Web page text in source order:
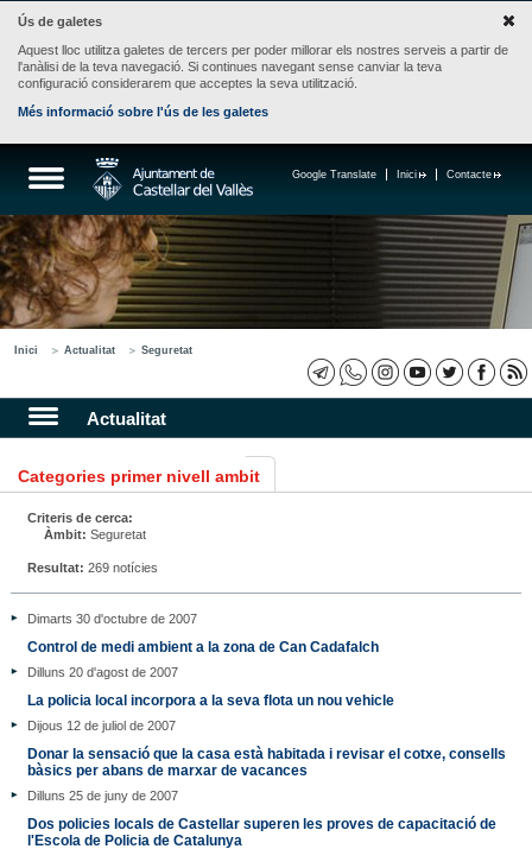
Ús de galetes
Aquest lloc utilitza galetes de tercers per poder millorar els nostres serveis a partir de
l'anàlisi de la teva navegació. Si continues navegant sense canviar la teva
configuració considerarem que acceptes la seva utilització.
Més informació sobre l'ús de les galetes
Contacte
Inici
Google Translate
Inici Actualitat Seguretat
Actualitat
Categories primer nivell ambit
Criteris de cerca:
Àmbit: Seguretat
Resultat: 269 notícies
Dimarts 30 d'octubre de 2007
Control de medi ambient a la zona de Can Cadafalch
Dilluns 20 d'agost de 2007
La policia local incorpora a la seva flota un nou vehicle
Dijous 12 de juliol de 2007
Donar la sensació que la casa està habitada i revisar el cotxe, consells
bàsics per abans de marxar de vacances
Dilluns 25 de juny de 2007
Dos policies locals de Castellar superen les proves de capacitació de
l'Escola de Policia de Catalunya